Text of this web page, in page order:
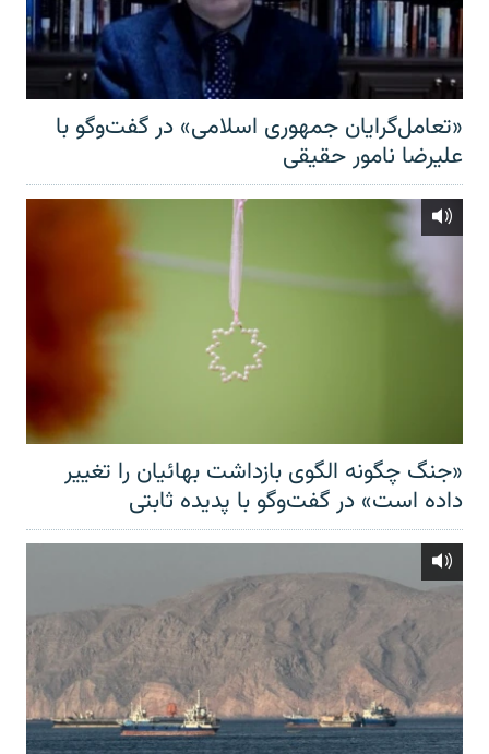
«تعامل‌گرایان جمهوری اسلامی» در گفت‌وگو با
علیرضا نامور حقیقی
«جنگ چگونه الگوی بازداشت بهائیان را تغییر
داده است» در گفت‌وگو با پدیده ثابتی